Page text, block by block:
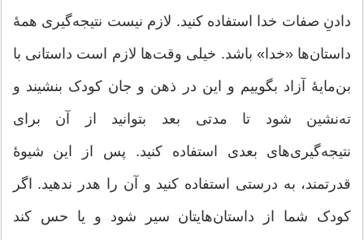
دادنِ صفات خدا استفاده کنید. لازم نیست نتیجه‌گیری همۀ
داستان‌ها «خدا» باشد. خیلی وقت‌ها لازم است داستانی با
بن‌مایۀ آزاد بگوییم و این در ذهن و جان کودک بنشیند و
ته‌نشین شود تا مدتی بعد بتوانید از آن برای
نتیجه‌گیری‌های بعدی استفاده کنید. پس از این شیوۀ
قدرتمند، به درستی استفاده کنید و آن را هدر ندهید. اگر
کودک شما از داستان‌هایتان سیر شود و یا حس کند